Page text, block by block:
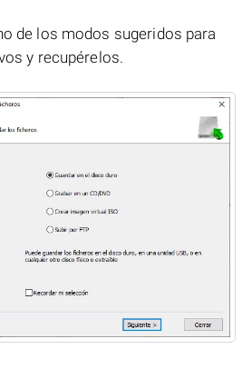
de los modos sugeridos para
y recupérelos.